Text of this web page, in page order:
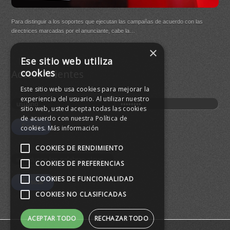
Para distinguir a los soportes que ejecutan las campañas de acuerdo con las
directrices marcadas por el anunciante, cabe la…
Acceso Clientes
×
Ese sitio web utiliza
cookies
Este sitio web usa cookies para mejorar la
experiencia del usuario. Al utilizar nuestro
sitio web, usted acepta todas las cookies
de acuerdo con nuestra Política de
cookies. Más información
COOKIES DE RENDIMIENTO
COOKIES DE PREFERENCIAS
COOKIES DE FUNCIONALIDAD
COOKIES NO CLASIFICADAS
ACEPTAR TODO RECHAZAR TODO